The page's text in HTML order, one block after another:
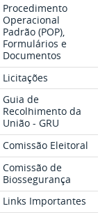
Procedimento
Operacional
Padrão (POP),
Formulários e
Documentos
Licitações
Guia de
Recolhimento da
União - GRU
Comissão Eleitoral
Comissão de
Biossegurança
Links Importantes